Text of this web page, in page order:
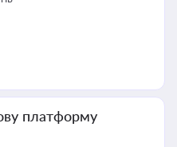
платформу